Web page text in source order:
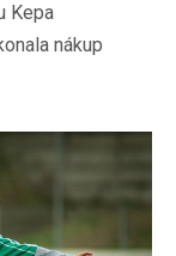
Kepa
nákup